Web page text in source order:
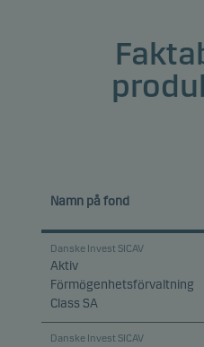
Namn på fond
Danske Invest SICAV
Aktiv
Förmögenhetsförvaltning
Class SA
Danske Invest SICAV